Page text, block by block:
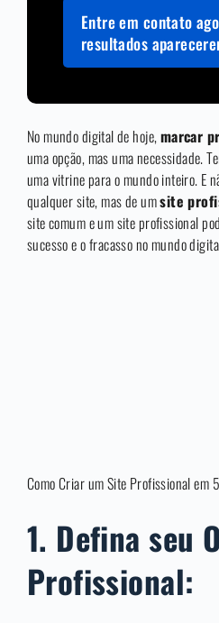
Entre em contato
resultados
No mundo digital de hoje,marcar
uma opção, mas uma necessidade.
uma vitrine para o mundo inteiro. E
qualquer site, mas de umsite
site comum e um site profissional
sucesso e o fracasso no mundo
Como Criar um Site Profissional em
1. Defina seu
Profissional: